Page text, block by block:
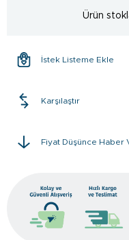
Ürün
İstek Listeme Ekle
Karşılaştır
Fiyat Düşünce Haber